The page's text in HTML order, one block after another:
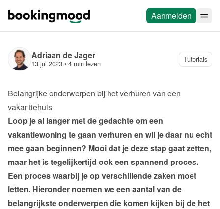
Aanmelden
Adriaan de Jager
13 jul 2023 • 4 min lezen Tutorials
Belangrijke onderwerpen bij het verhuren van een
vakantiehuis
Loop je al langer met de gedachte om een
vakantiewoning te gaan verhuren en wil je daar nu echt
mee gaan beginnen? Mooi dat je deze stap gaat zetten,
maar het is tegelijkertijd ook een spannend proces.
Een proces waarbij je op verschillende zaken moet
letten. Hieronder noemen we een aantal van de
belangrijkste onderwerpen die komen kijken bij de het